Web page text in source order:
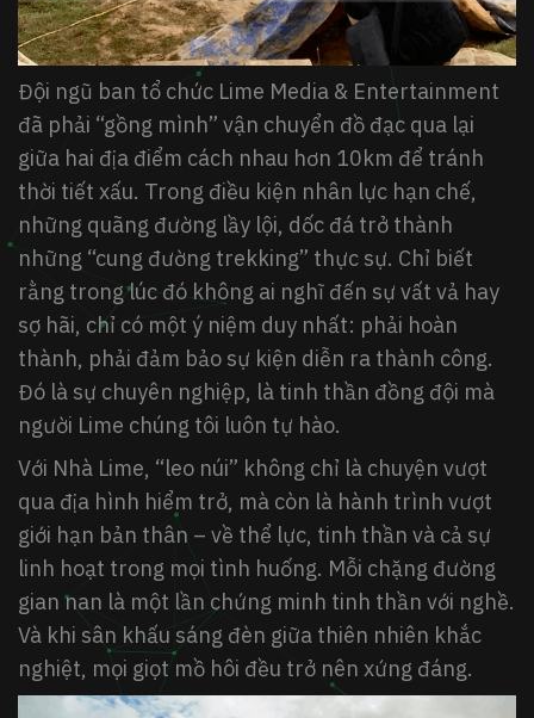
Đội ngũ ban tổ chức Lime Media & Entertainment
đã phải “gồng mình” vận chuyển đồ đạc qua lại
giữa hai địa điểm cách nhau hơn 10km để tránh
thời tiết xấu. Trong điều kiện nhân lực hạn chế,
những quãng đường lầy lội, dốc đá trở thành
những “cung đường trekking” thực sự. Chỉ biết
rằng trong lúc đó không ai nghĩ đến sự vất vả hay
sợ hãi, chỉ có một ý niệm duy nhất: phải hoàn
thành, phải đảm bảo sự kiện diễn ra thành công.
Đó là sự chuyên nghiệp, là tinh thần đồng đội mà
người Lime chúng tôi luôn tự hào.
Với Nhà Lime, “leo núi” không chỉ là chuyện vượt
qua địa hình hiểm trở, mà còn là hành trình vượt
giới hạn bản thân – về thể lực, tinh thần và cả sự
linh hoạt trong mọi tình huống. Mỗi chặng đường
gian nan là một lần chứng minh tinh thần với nghề.
Và khi sân khấu sáng đèn giữa thiên nhiên khắc
nghiệt, mọi giọt mồ hôi đều trở nên xứng đáng.